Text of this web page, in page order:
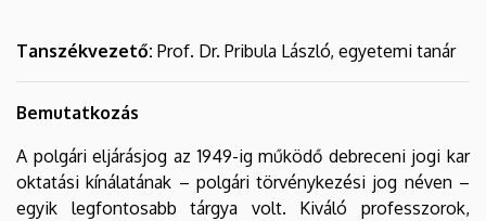
Tanszékvezető: Prof. Dr. Pribula László, egyetemi tanár
Bemutatkozás
A polgári eljárásjog az 1949-ig működő debreceni jogi kar
oktatási kínálatának – polgári törvénykezési jog néven –
egyik legfontosabb tárgya volt. Kiváló professzorok,